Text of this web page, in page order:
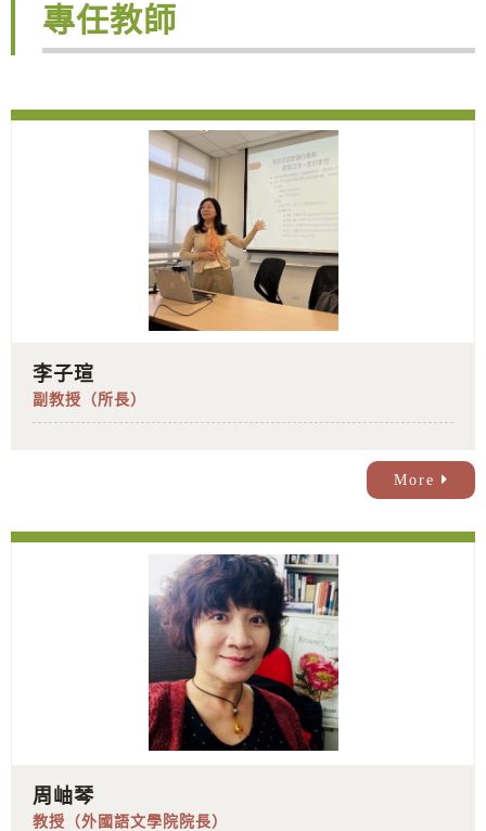
專任教師
李子瑄
副教授（所長）
More
周岫琴
教授（外國語文學院院長）